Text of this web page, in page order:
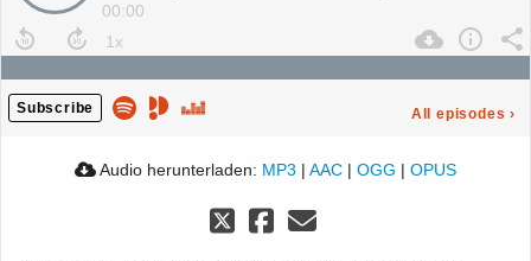
00:00
Subscribe All episodes ›
Audio herunterladen: MP3 | AAC | OGG | OPUS